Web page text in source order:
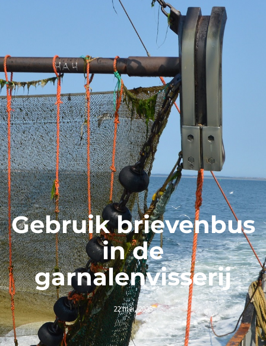
Gebruik brievenbus
in de
garnalenvisserij
22 mei, 2025